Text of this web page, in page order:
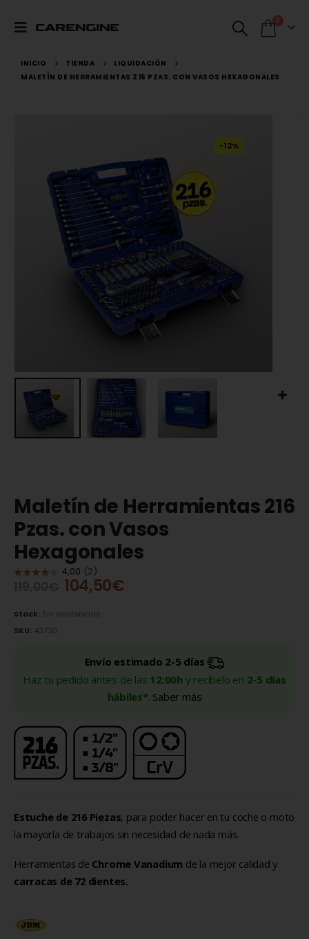
0
INICIO TIENDA
LIQUIDACIÓN
MALETÍN DE HERRAMIENTAS 216 PZAS. CON VASOS HEXAGONALES
-12%
Maletín de Herramientas 216
Pzas. con Vasos
Hexagonales
104,50€
Stock: Sin existencias
SKU: 43730
Envío estimado 2-5 días
Haz tu pedido antes de las 12:00h y recíbelo en 2-5 días
hábiles*. Saber más
Estuche de 216 Piezas, para poder hacer en tu coche o moto
la mayoría de trabajos sin necesidad de nada más.
Herramientas de Chrome Vanadium de la mejor calidad y
carracas de 72 dientes.